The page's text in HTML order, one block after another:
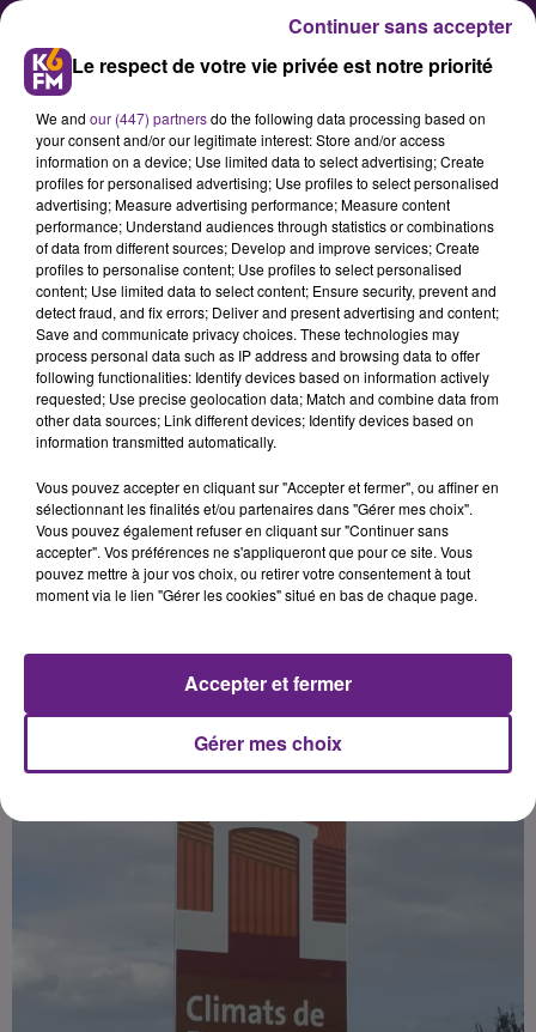
Des nouveaux panneaux
autoroutiers pour annoncer les
Climats de Bourgogne
Depuis le mois de juillet, les
automobilistes peuvent découvrir
sur les autoroutes A6, A31, A36 et
indiquant les Climats de Bourgogne
Publié : 25 septembre 2017 à 11h48 par journal1
Le respect de votre vie privée est notre priorité
We and our (447) partnersdo the following data processing based on
your consent and/or our legitimate interest: Store and/or access
information on a device; Use limited data to select advertising; Create
profiles for personalised advertising; Use profiles to select personalised
advertising; Measure advertising performance; Measure content
performance; Understand audiences through statistics or combinations
of data from different sources; Develop and improve services; Create
profiles to personalise content; Use profiles to select personalised
content; Use limited data to select content; Ensure security, prevent and
detect fraud, and fix errors; Deliver and present advertising and content;
Save and communicate privacy choices. These technologies may
process personal data such as IP address and browsing data to offer
following functionalities: Identify devices based on information actively
requested; Use precise geolocation data; Match and combine data from
other data sources; Link different devices; Identify devices based on
information transmitted automatically.
Vous pouvez accepter en cliquant sur "Accepter et fermer", ou affiner en
sélectionnant les finalités et/ou partenaires dans "Gérer mes choix".
Vous pouvez également refuser en cliquant sur "Continuer sans
accepter". Vos préférences ne s'appliqueront que pour ce site. Vous
pouvez mettre à jour vos choix, ou retirer votre consentement à tout
moment via le lien "Gérer les cookies" situé en bas de chaque page.
Gérer mes choix
Accepter et fermer
Continuer sans accepter